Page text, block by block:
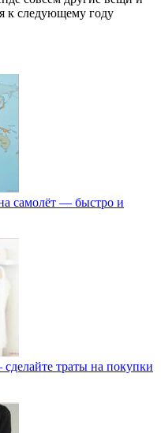
к следующему году
самолёт — быстро и
траты на покупки